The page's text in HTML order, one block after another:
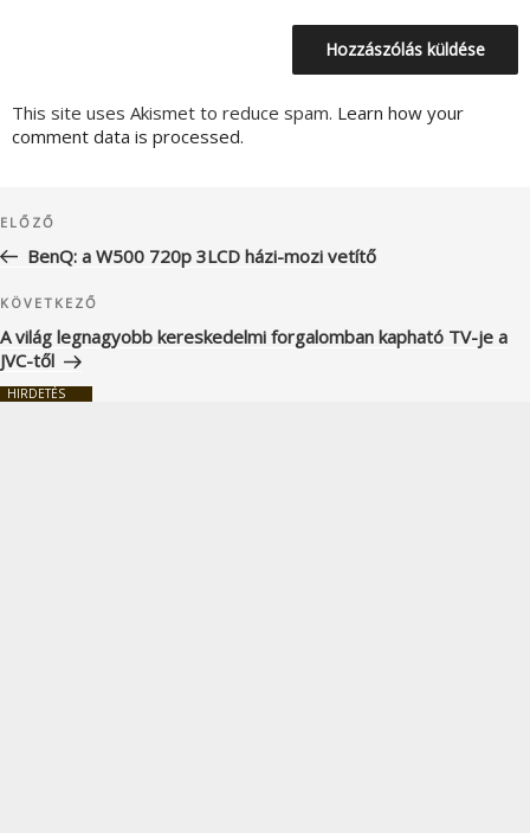
This site uses Akismet to reduce spam. Learn how your
comment data is processed.
navigáció
Korábbi
bejegyzés
ELŐZŐ
BenQ: a W500 720p 3LCD házi-mozi vetítő
Következő
bejegyzés
KÖVETKEZŐ
A világ legnagyobb kereskedelmi forgalomban kapható TV-je a
JVC-től
HIRDETÉS